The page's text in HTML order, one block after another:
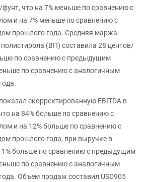
что на 7% меньше по сравнению с
и на 7% меньше по сравнению с
прошлого года. Средняя маржа
(ВП) составила 28 центов/
по сравнению с предыдущим
по сравнению с аналогичным
скорректированную EBITDA в
на 84% больше по сравнению с
и на 12% больше по сравнению с
прошлого года, при выручке в
больше по сравнению с предыдущим
по сравнению с аналогичным
Объем продаж составил USD905